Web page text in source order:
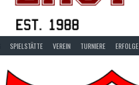
SPIELSTÄTTE VEREIN TURNIERE ERFOLGE